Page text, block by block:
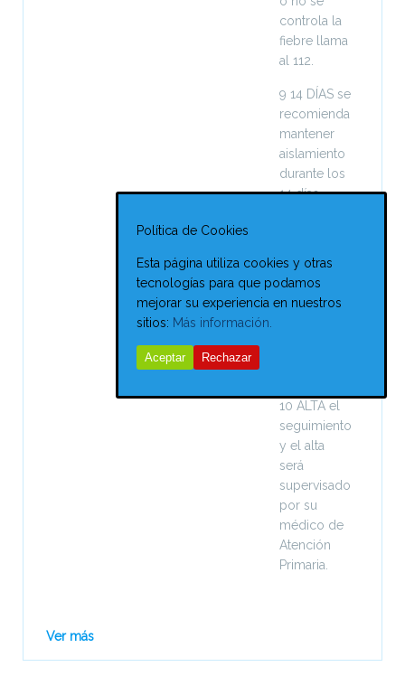
controla la
fiebre llama
al 112.
9 14 DÍAS se
recomienda
mantener
aislamiento
durante los
14 días
síntomas
10 ALTA el
seguimiento
y el alta
será
supervisado
por su
médico de
Atención
Primaria.
Ver más
Política de Cookies
Esta página utiliza cookies y otras
tecnologías para que podamos
mejorar su experiencia en nuestros
sitios: Más información.
Aceptar Rechazar